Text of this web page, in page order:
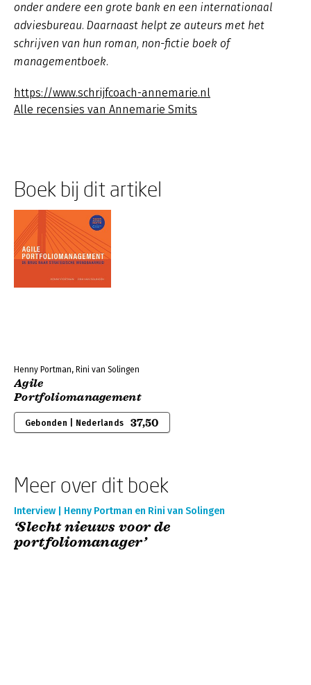
onder andere een grote bank en een internationaal
adviesbureau. Daarnaast helpt ze auteurs met het
schrijven van hun roman, non-fictie boek of
managementboek.
https://www.schrijfcoach-annemarie.nl
Alle recensies van Annemarie Smits
Boek bij dit artikel
Henny Portman, Rini van Solingen
Agile
Portfoliomanagement
Gebonden | Nederlands 37,50
Meer over dit boek
Interview | Henny Portman en Rini van Solingen
‘Slecht nieuws voor de
portfoliomanager’